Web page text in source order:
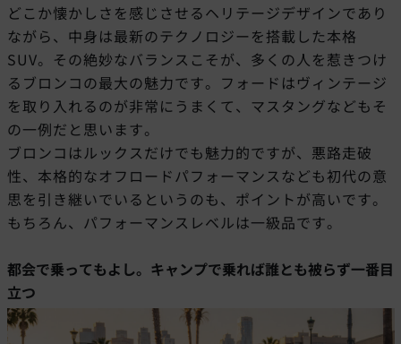
どこか懐かしさを感じさせるヘリテージデザインであり
ながら、中身は最新のテクノロジーを搭載した本格
SUV。その絶妙なバランスこそが、多くの人を惹きつけ
るブロンコの最大の魅力です。フォードはヴィンテージ
を取り入れるのが非常にうまくて、マスタングなどもそ
の一例だと思います。
ブロンコはルックスだけでも魅力的ですが、悪路走破
性、本格的なオフロードパフォーマンスなども初代の意
思を引き継いでいるというのも、ポイントが高いです。
もちろん、パフォーマンスレベルは一級品です。
都会で乗ってもよし。キャンプで乗れば誰とも被らず一番目
立つ